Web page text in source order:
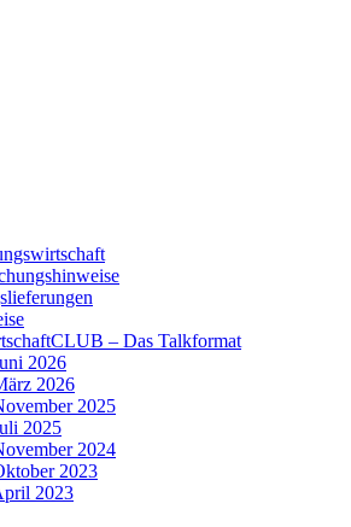
– Das Talkformat
2026
2026
2025
2025
2024
2023
2023